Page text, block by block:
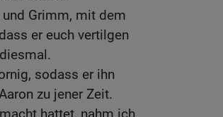
Grimm, mit dem
er euch vertilgen
sodass er ihn
zu jener Zeit.